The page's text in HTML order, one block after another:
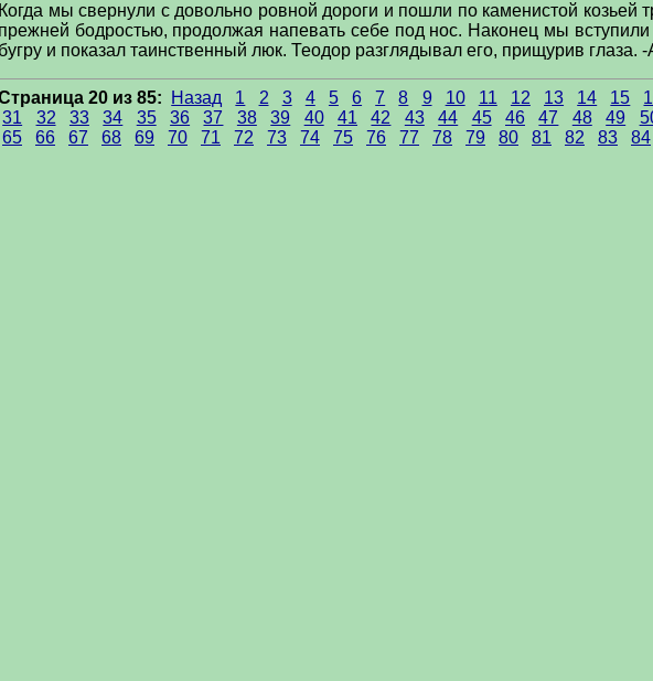
Когда мы свернули с довольно ровной дороги и пошли по каменистой козьей
прежней бодростью, продолжая напевать себе под нос. Наконец мы
бугру и показал таинственный люк. Теодор разглядывал его, прищурив глаза.
20 из 85: Назад 1 2 3 4 5 6 7 8 9 10 11 12 13 14 15
31
32 33 34 35 36 37 38 39 40 41 42 43 44 45 46 47 48 49
65
66 67 68 69 70 71 72 73 74 75 76 77 78 79 80 81 82 83 84